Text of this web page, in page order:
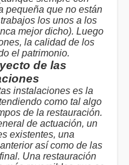
pequeña que no están
los unos a los
mejor dicho). Luego
la calidad de los
el patrimonio.
de las
instalaciones es la
como tal algo
de la restauración.
de actuación, un
existentes, una
así como de las
Una restauración